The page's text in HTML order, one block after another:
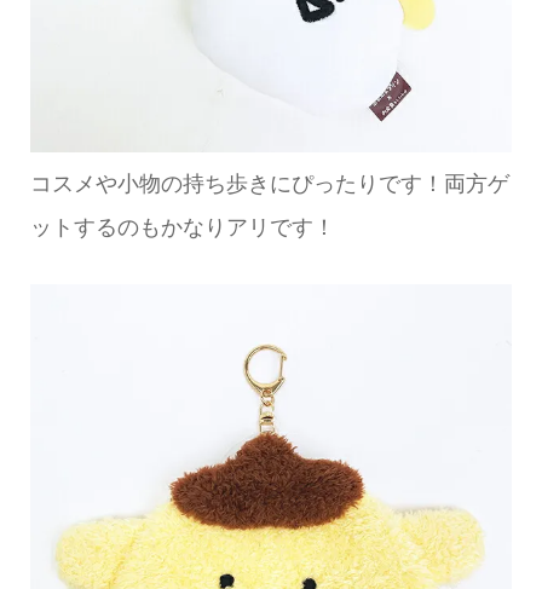
コスメや小物の持ち歩きにぴったりです！両方ゲ
ットするのもかなりアリです！